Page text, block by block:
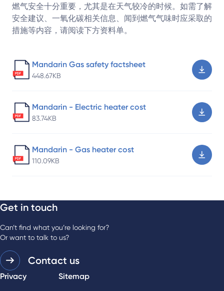
燃气安全十分重要，尤其是在天气较冷的时候。如需了解
安全建议、一氧化碳相关信息、闻到燃气气味时应采取的
措施等内容，请阅读下方资料单。
Mandarin Gas safety factsheet
448.67KB
Mandarin - Electric heater cost
83.74KB
Mandarin - Gas heater cost
110.09KB
Get in touch
Can’t find what you’re looking for?
Or want to talk to us?
Contact us
Privacy Sitemap